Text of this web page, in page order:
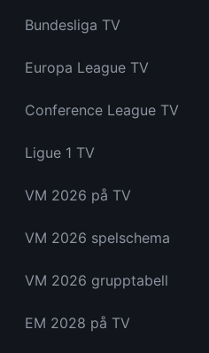
Bundesliga TV
Europa League TV
Conference League TV
Ligue 1 TV
VM 2026 på TV
VM 2026 spelschema
VM 2026 grupptabell
EM 2028 på TV